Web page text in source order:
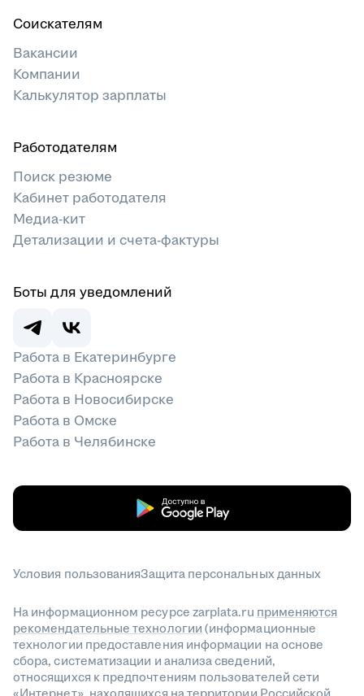
Соискателям
Вакансии
Компании
Калькулятор зарплаты
Работодателям
Поиск резюме
Кабинет работодателя
Медиа-кит
Детализации и счета-фактуры
Боты для уведомлений
Работа в Екатеринбурге
Работа в Красноярске
Работа в Новосибирске
Работа в Омске
Работа в Челябинске
Условия пользованияЗащита персональных данных
На информационном ресурсе zarplata.ru применяются
рекомендательные технологии (информационные
технологии предоставления информации на основе
сбора, систематизации и анализа сведений,
относящихся к предпочтениям пользователей сети
«Интернет», находящихся на территории Российской